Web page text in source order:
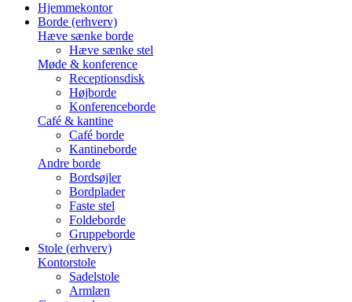
Hjemmekontor
Borde (erhverv)
Hæve sænke borde
Hæve sænke stel
Møde & konference
Receptionsdisk
Højborde
Konferenceborde
Café & kantine
Café borde
Kantineborde
Andre borde
Bordsøjler
Bordplader
Faste stel
Foldeborde
Gruppeborde
Stole (erhverv)
Kontorstole
Sadelstole
Armlæn